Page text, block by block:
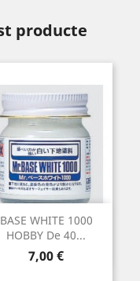
producte
BASE WHITE 1000
HOBBY De 40...
Preu
7,00 €